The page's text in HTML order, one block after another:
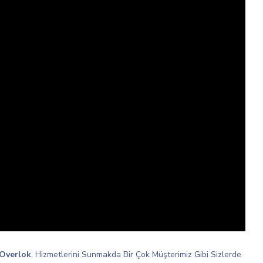
Overlok, Hizmetlerini Sunmakda Bir Çok Müşterimiz Gibi Sizlerde